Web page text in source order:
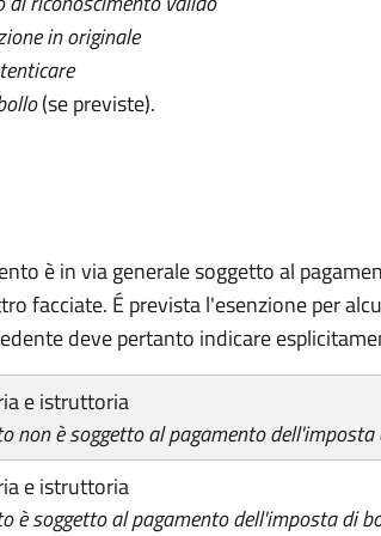
in originale
(se previste).
è in via generale soggetto al
facciate. É prevista l'esenzione per
deve pertanto indicare
e istruttoria
non è soggetto al pagamento dell'imposta
e istruttoria
è soggetto al pagamento dell'imposta di